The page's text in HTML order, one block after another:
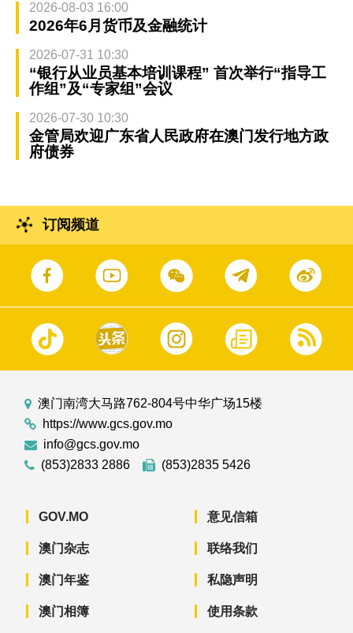
2026-08-03 16:00
2026年6月货币及金融统计
2026-07-31 10:30
“银行从业员基本培训课程” 首次举行“指导工
作组”及“专家组”会议
2026-07-30 10:30
金管局欢迎广东省人民政府在澳门发行地方政
府债券
订阅频道
澳门南湾大马路762-804号中华广场15楼
https://www.gcs.gov.mo
info@gcs.gov.mo
(853)2833 2886
(853)2835 5426
GOV.MO
澳门杂志
澳门年鉴
澳门相簿
意见信箱
联络我们
私隐声明
使用条款